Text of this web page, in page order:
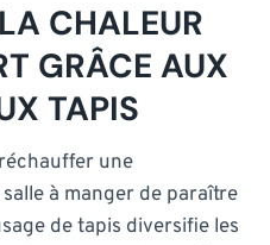
CHALEUR
GRÂCE AUX
TAPIS
une
à manger de paraître
de tapis diversifie les